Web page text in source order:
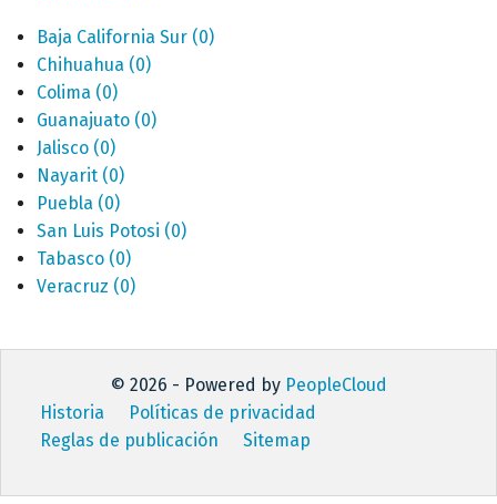
Baja California Sur (0)
Chihuahua (0)
Colima (0)
Guanajuato (0)
Jalisco (0)
Nayarit (0)
Puebla (0)
San Luis Potosi (0)
Tabasco (0)
Veracruz (0)
© 2026 - Powered by PeopleCloud
Historia
Políticas de privacidad
Reglas de publicación
Sitemap